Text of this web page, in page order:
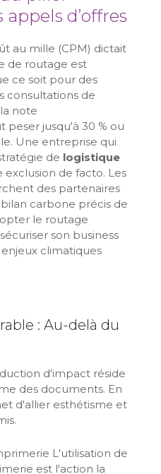
d’offres
au mille (CPM) dictait
de routage est
ce soit pour des
consultations de
note
jusqu'à 30 % ou
Une entreprise qui
de logistique
de facto. Les
des partenaires
carbone précis de
le routage
son business
climatiques
: Au-delà du
d'impact réside
des documents. En
d'allier esthétisme et
L'utilisation de
est l'action la